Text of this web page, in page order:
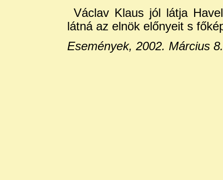
Václav Klaus jól látja
látná az elnök előnyeit s
Események, 2002. Március 8.